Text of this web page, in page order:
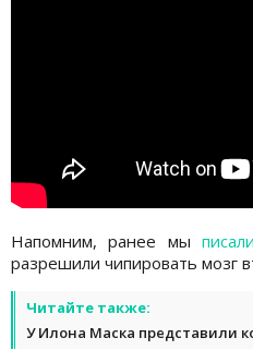
Напомним, ранее мы писали
разрешили чипировать мозг
Читайте также:
У Илона Маска представили